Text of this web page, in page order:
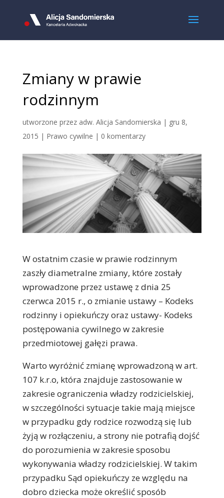
Zmiany w prawie
rodzinnym
utworzone przez adw. Alicja Sandomierska | gru 8,
2015 | Prawo cywilne | 0 komentarzy
W ostatnim czasie w prawie rodzinnym
zaszły diametralne zmiany, które zostały
wprowadzone przez ustawę z dnia 25
czerwca 2015 r., o zmianie ustawy – Kodeks
rodzinny i opiekuńczy oraz ustawy- Kodeks
postępowania cywilnego w zakresie
przedmiotowej gałęzi prawa.
Warto wyróżnić zmianę wprowadzoną w art.
107 k.r.o, która znajduje zastosowanie w
zakresie ograniczenia władzy rodzicielskiej,
w szczególności sytuacje takie mają miejsce
w przypadku gdy rodzice rozwodzą się lub
żyją w rozłączeniu, a strony nie potrafią dojść
do porozumienia w zakresie sposobu
wykonywania władzy rodzicielskiej. W takim
przypadku Sąd opiekuńczy ze względu na
dobro dziecka może określić sposób